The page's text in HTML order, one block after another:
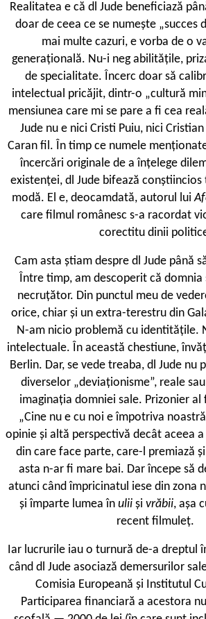
Realitatea e că dl Jude beneficiază
doar de ceea ce se numește „succes
mai multe cazuri, e vorba de o
generațională. Nu-i neg abilitățile,
de specialitate. Încerc doar să
intelectual pricăjit, dintr-o „cultură
mensiunea care mi se pare a fi cea
Jude nu e nici Cristi Puiu, nici
Caran ­fil. În timp ce numele
încercări originale de a înțelege
existenței, dl Jude bifează
modă. El e, deocamdată, autorul lui
care filmul românesc s-a racordat
corectitu ­dinii
Cam asta știam despre dl Jude până
Între timp, am descoperit că domnia
necruțător. Din punctul meu de
orice, chiar și un extra-terestru din
N-am nicio problemă cu identitățile.
intelectuale. În această chestiune,
Berlin. Dar, se vede treaba, dl Jude nu
diverselor „deviaționisme”, reale
imaginația domniei sale. Prizonier
„Cine nu e cu noi e împotriva
opinie și altă perspectivă decât aceea
din care face parte, care-l premiază
asta n-ar fi mare bai. Dar începe să
atunci când împricinatul iese din zona
și împarte lumea în ulii și vrăbii, așa
recent filmuleț.
Iar lucrurile iau o turnură de-a dreptul
când dl Jude asociază demersurilor
Comisia Europeană și Institutul
Participarea financiară a acestora